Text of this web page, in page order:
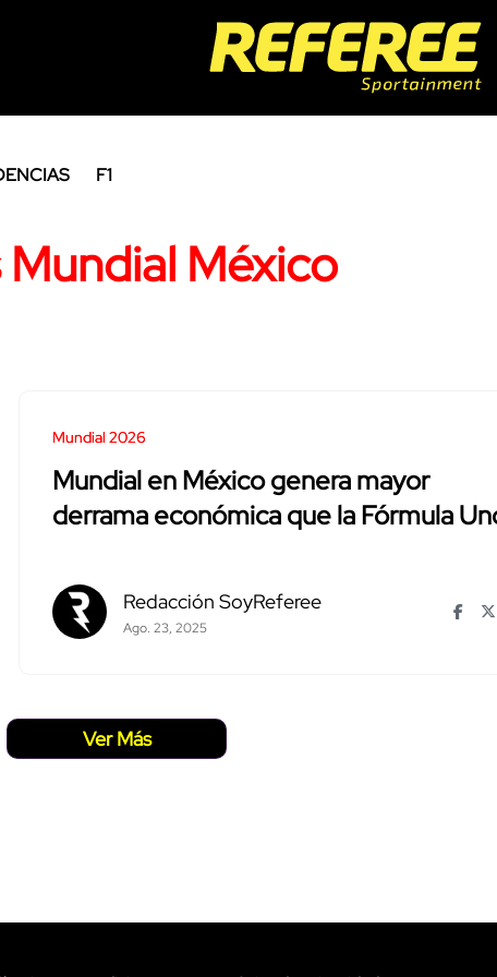
F1
México
Mundial 2026
Mundial en México genera mayor
derrama económica que la Fórmula
Redacción SoyReferee
Ago. 23, 2025
Ver Más